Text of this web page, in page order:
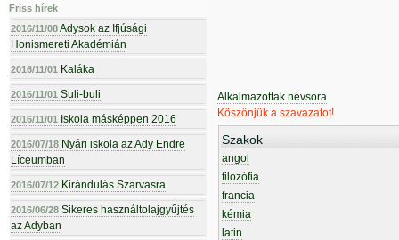
Friss hírek
2016/11/08Adysok az Ifjúsági
Honismereti Akadémián
2016/11/01 Kaláka
2016/11/01 Suli-buli
2016/11/01 Iskola másképpen 2016
2016/07/18 Nyári iskola az Ady Endre
Líceumban
2016/07/12 Kirándulás Szarvasra
2016/06/28 Sikeres használtolajgyűjtés
az Adyban
Alkalmazottak névsora
Köszönjük a szavazatot!
Szakok
angol
filozófia
francia
kémia
latin